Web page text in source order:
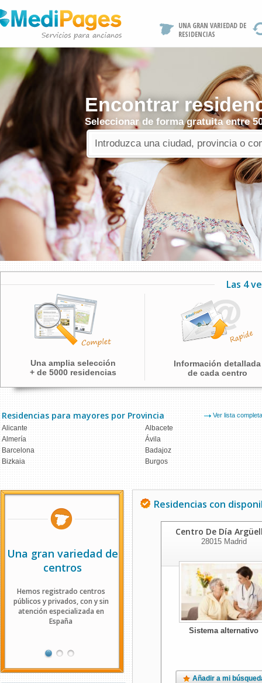
UNA GRAN VARIEDAD DE
RESIDENCIAS
Encontrar
Seleccionar de forma gratuita entre
Las 4
Una amplia selección
+ de 5000 residencias
Información detallada
de cada centro
Residencias para mayores por Provincia Ver lista completa
Alicante
Albacete
Almería
Ávila
Barcelona
Badajoz
Bizkaia
Burgos
Una gran variedad de
centros
Hemos registrado centros
públicos y privados, con y sin
atención especializada en
España
Las características de cada
centro son actualizadas
regularmente por nuestro
por
útiles
Residencias con
Centro De Día
28015Madrid
Sistema alternativo
Añadir a mi